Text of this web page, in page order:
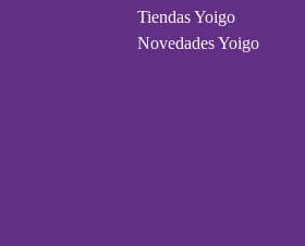
Tiendas Yoigo
Novedades Yoigo